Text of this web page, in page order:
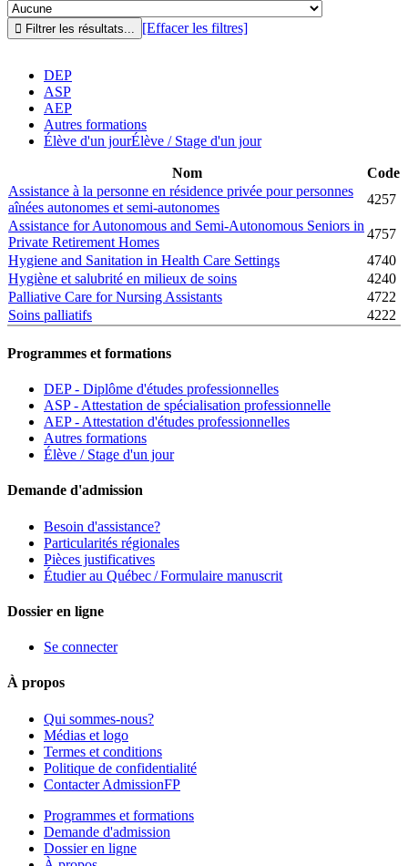
[Effacer les filtres]
DEP
ASP
AEP
Autres formations
Élève d'un jourÉlève / Stage d'un jour
Nom
Code
Assistance à la personne en résidence privée pour personnes
aînées autonomes et semi-autonomes
4257
Assistance for Autonomous and Semi-Autonomous Seniors in
Private Retirement Homes
4757
Hygiene and Sanitation in Health Care Settings
4740
Hygiène et salubrité en milieux de soins
4240
Palliative Care for Nursing Assistants
4722
Soins palliatifs
4222
Programmes et formations
DEP - Diplôme d'études professionnelles
ASP - Attestation de spécialisation professionnelle
AEP - Attestation d'études professionnelles
Autres formations
Élève / Stage d'un jour
Demande d'admission
Besoin d'assistance?
Particularités régionales
Pièces justificatives
Étudier au Québec / Formulaire manuscrit
Dossier en ligne
Se connecter
À propos
Qui sommes-nous?
Médias et logo
Termes et conditions
Politique de confidentialité
Contacter AdmissionFP
Programmes et formations
Demande d'admission
Dossier en ligne